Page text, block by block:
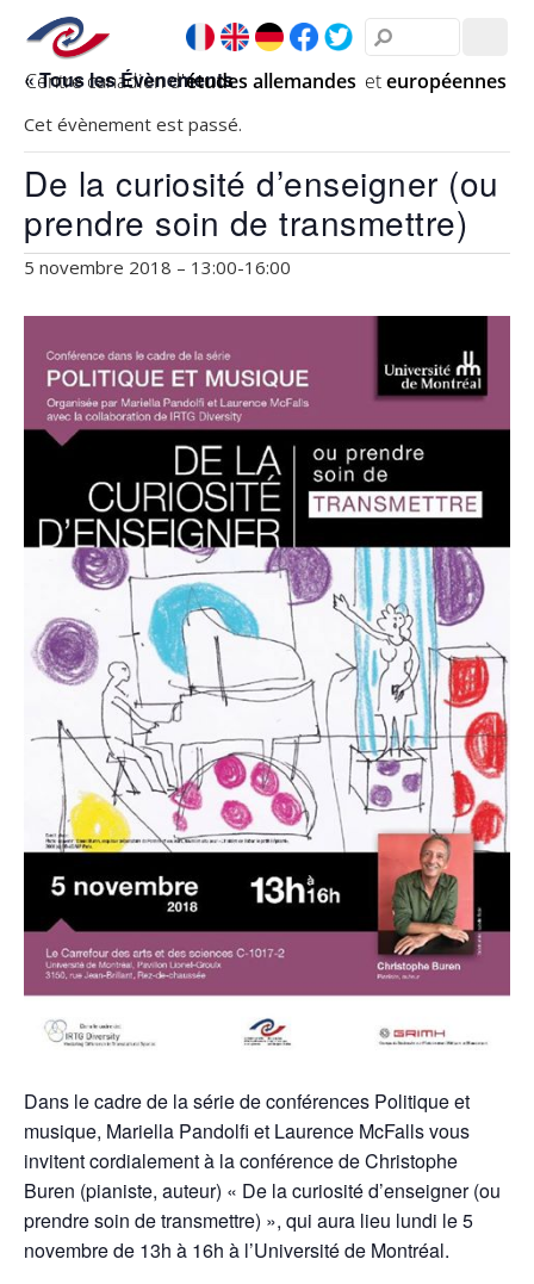
« Tous les Évènements
Cet évènement est passé.
De la curiosité d’enseigner (ou
prendre soin de transmettre)
5 novembre 2018 – 13:00-16:00
Dans le cadre de la série de conférences Politique et
musique, Mariella Pandolfi et Laurence McFalls vous
invitent cordialement à la conférence de Christophe
Buren (pianiste, auteur) « De la curiosité d’enseigner (ou
prendre soin de transmettre) », qui aura lieu lundi le 5
novembre de 13h à 16h à l’Université de Montréal.